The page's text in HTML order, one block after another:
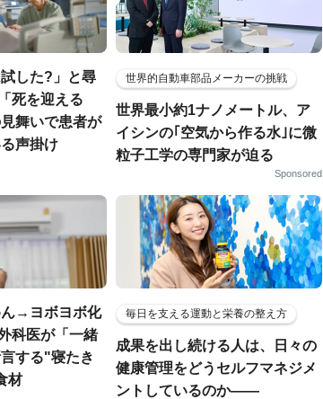
試した?」と尋
死を迎える
舞いで患者が
声掛け
世界的自動車部品メーカーの挑戦
世界最小約1ナノメートル、ア
イシンの｢空気から作る水｣に微
粒子工学の専門家が迫る
Sponsored
→ヨボヨボ化
科医が「一緒
する"寝たき
材
毎日を支える運動と栄養の整え方
成果を出し続ける人は、日々の
健康管理をどうセルフマネジメ
ントしているのか——